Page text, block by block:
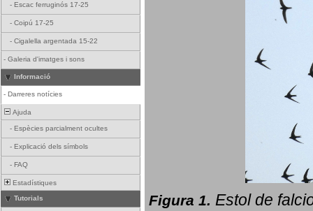
- Escac ferruginós 17-25
- Coipú 17-25
- Cigalella argentada 15-22
- Galeria d'imatges i sons
Informació
- Darreres notícies
Ajuda
- Espècies parcialment ocultes
- Explicació dels símbols
- FAQ
Estadístiques
Tutorials
Figura 1. Estol de